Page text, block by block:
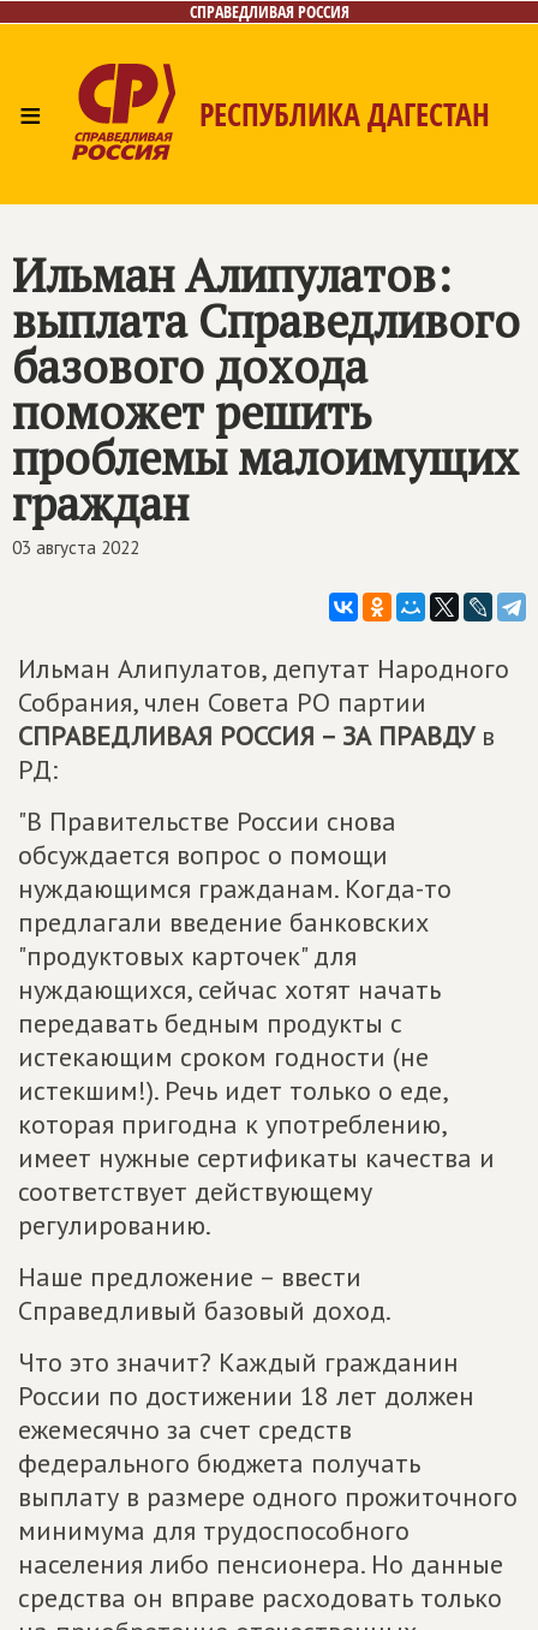
СПРАВЕДЛИВАЯ РОССИЯ
≡ РЕСПУБЛИКА ДАГЕСТАН
Ильман Алипулатов:
выплата Справедливого
базового дохода
поможет решить
проблемы малоимущих
граждан
03 августа 2022
Ильман Алипулатов, депутат Народного
Собрания, член Совета РО партии
СПРАВЕДЛИВАЯ РОССИЯ – ЗА ПРАВДУв
РД:
"В Правительстве России снова
обсуждается вопрос о помощи
нуждающимся гражданам. Когда-то
предлагали введение банковских
"продуктовых карточек" для
нуждающихся, сейчас хотят начать
передавать бедным продукты с
истекающим сроком годности (не
истекшим!). Речь идет только о еде,
которая пригодна к употреблению,
имеет нужные сертификаты качества и
соответствует действующему
регулированию.
Наше предложение – ввести
Справедливый базовый доход.
Что это значит? Каждый гражданин
России по достижении 18 лет должен
ежемесячно за счет средств
федерального бюджета получать
выплату в размере одного прожиточного
минимума для трудоспособного
населения либо пенсионера. Но данные
средства он вправе расходовать только